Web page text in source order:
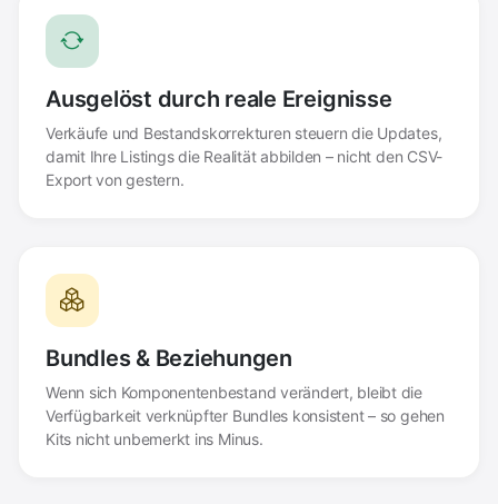
Ausgelöst durch reale Ereignisse
Verkäufe und Bestandskorrekturen steuern die Updates,
damit Ihre Listings die Realität abbilden – nicht den CSV-
Export von gestern.
Bundles & Beziehungen
Wenn sich Komponentenbestand verändert, bleibt die
Verfügbarkeit verknüpfter Bundles konsistent – so gehen
Kits nicht unbemerkt ins Minus.